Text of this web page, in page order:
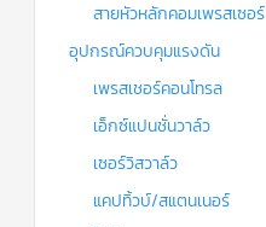
สายหัวหลักคอมเพรสเซอร์
อุปกรณ์ควบคุมแรงดัน
เพรสเชอร์คอนโทรล
เอ็กซ์แปนชั่นวาล์ว
เซอร์วิสวาล์ว
แคปทิ้วบ์/สแตนเนอร์